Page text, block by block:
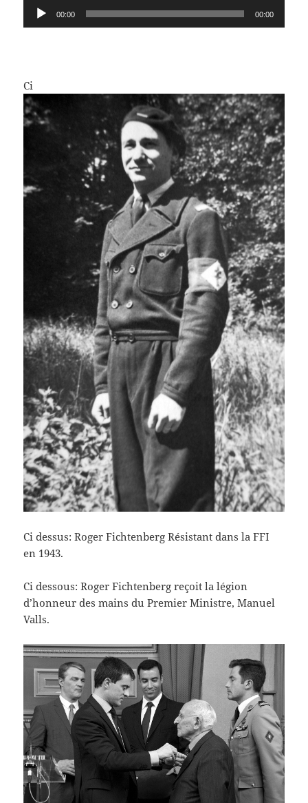
Lecteur
audio
00:00 00:00
Ci
Ci dessus: Roger Fichtenberg Résistant dans la FFI
en 1943.
Ci dessous: Roger Fichtenberg reçoit la légion
d’honneur des mains du Premier Ministre, Manuel
Valls.